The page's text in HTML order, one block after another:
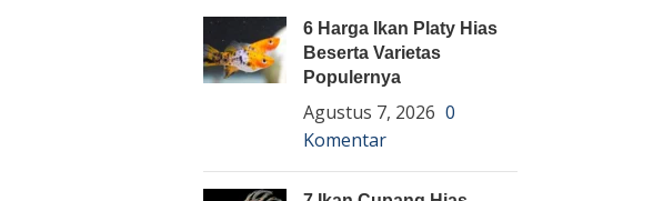
6 Harga Ikan Platy Hias
Beserta Varietas
Populernya
Agustus 7, 2026 0
Komentar